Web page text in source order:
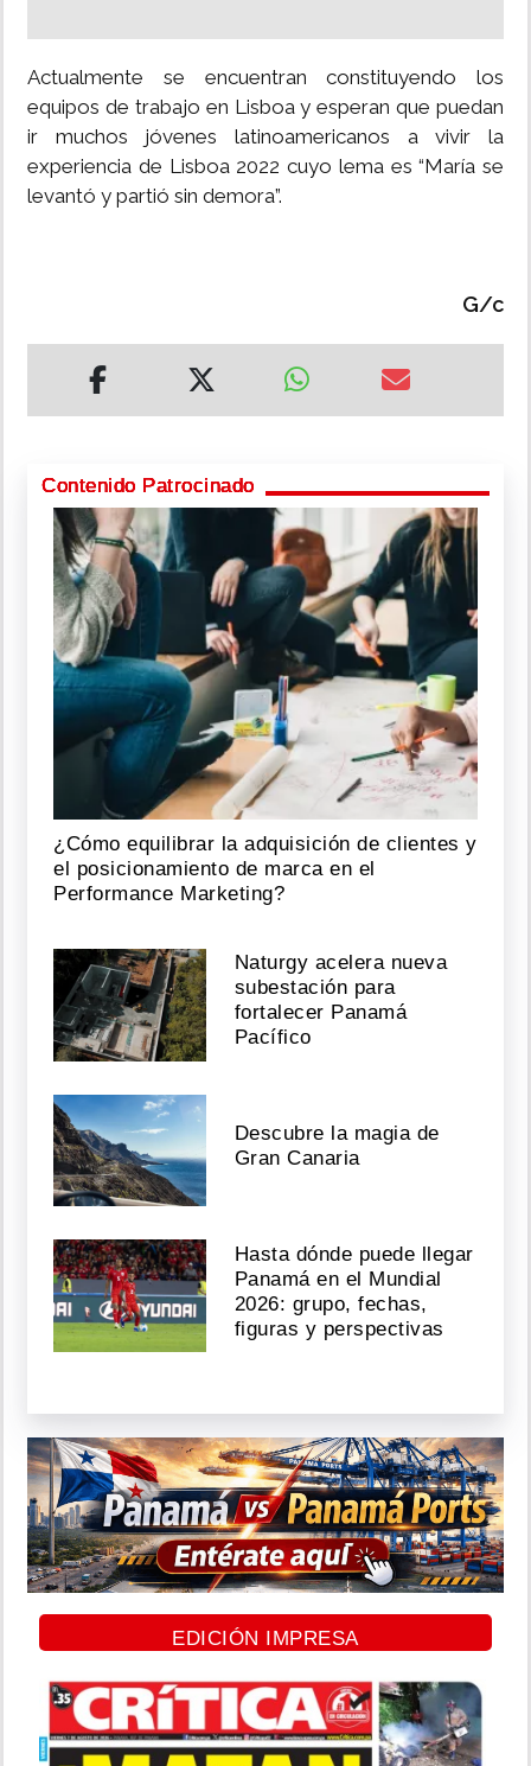
Actualmente se encuentran constituyendo los
equipos de trabajo en Lisboa y esperan que puedan
ir muchos jóvenes latinoamericanos a vivir la
experiencia de Lisboa 2022 cuyo lema es “María se
levantó y partió sin demora”.
G/c
Contenido Patrocinado
¿Cómo equilibrar la adquisición de clientes y
el posicionamiento de marca en el
Performance Marketing?
Naturgy acelera nueva
subestación para
fortalecer Panamá
Pacífico
Descubre la magia de
Gran Canaria
Hasta dónde puede llegar
Panamá en el Mundial
2026: grupo, fechas,
figuras y perspectivas
EDICIÓN IMPRESA